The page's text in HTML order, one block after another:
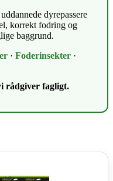
dyrepassere
korrekt fodring og
baggrund.
· Foderinsekter ·
rådgiver fagligt.